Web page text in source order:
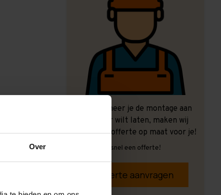
Over
Ook wanneer je de montage aan
ons over wilt laten, maken wij
graag een offerte op maat voor je!
Vrijblijvend, snel een offerte!
Offerte aanvragen